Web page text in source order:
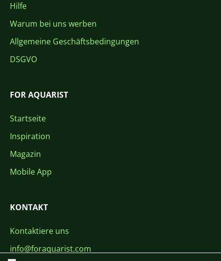
Hilfe
Warum bei uns werben
Allgemeine Geschäftsbedingungen
DSGVO
FOR AQUARIST
Startseite
Inspiration
Magazin
Mobile App
KONTAKT
Kontaktiere uns
info@foraquarist.com